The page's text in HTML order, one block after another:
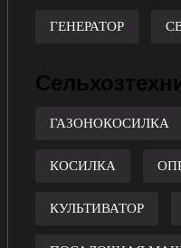
ГЕНЕРАТОР
ГАЗОНОКОСИЛКА
КОСИЛКА
КУЛЬТИВАТОР